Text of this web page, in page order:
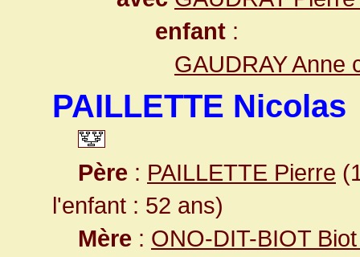
enfant :
GAUDRAY Anne
PAILLETTE Nicolas
Père : PAILLETTE Pierre
l'enfant : 52 ans)
Mère : ONO-DIT-BIOT